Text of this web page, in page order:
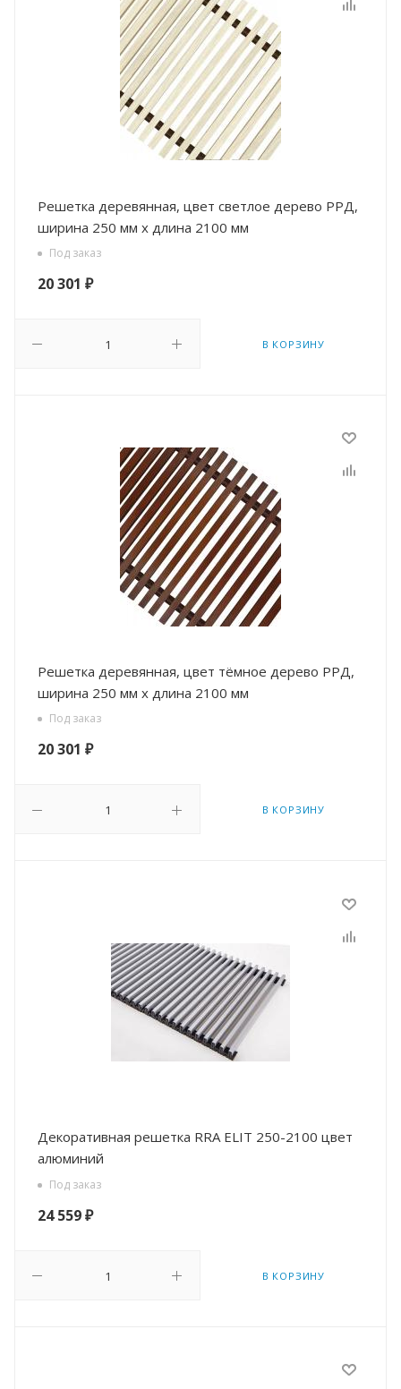
Решетка деревянная, цвет светлое дерево РРД,
ширина 250 мм х длина 2100 мм
Под заказ
20 301 ₽
В КОРЗИНУ
Решетка деревянная, цвет тёмное дерево РРД,
ширина 250 мм х длина 2100 мм
Под заказ
20 301 ₽
В КОРЗИНУ
Декоративная решетка RRA ELIT 250-2100 цвет
алюминий
Под заказ
24 559₽
В КОРЗИНУ